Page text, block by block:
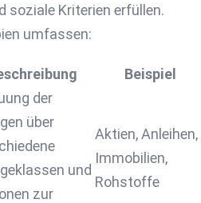
soziale Kriterien erfüllen.
umfassen:
Beispiel
der
über
und
zur
Aktien, Anleihen,
Immobilien,
Rohstoffe